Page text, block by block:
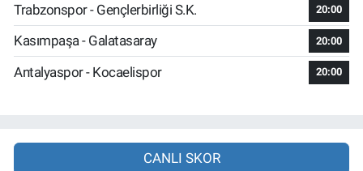
Trabzonspor - Gençlerbirliği S.K. 20:00
Kasımpaşa - Galatasaray 20:00
Antalyaspor - Kocaelispor 20:00
CANLI SKOR